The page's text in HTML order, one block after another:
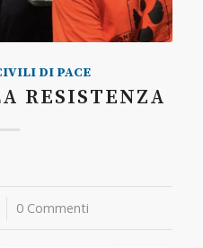
DI PACE
RESISTENZA
0 Commenti